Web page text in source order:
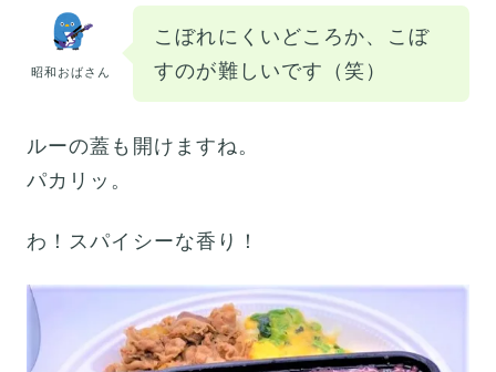
昭和おばさん
こぼれにくいどころか、こぼ
すのが難しいです（笑）
ルーの蓋も開けますね。
パカリッ。
わ！スパイシーな香り！